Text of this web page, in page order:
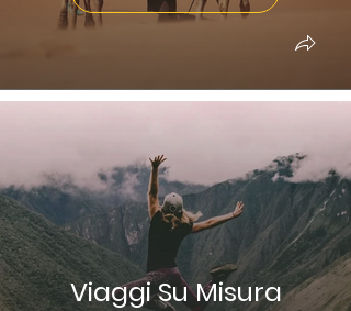
Viaggi Su Misura